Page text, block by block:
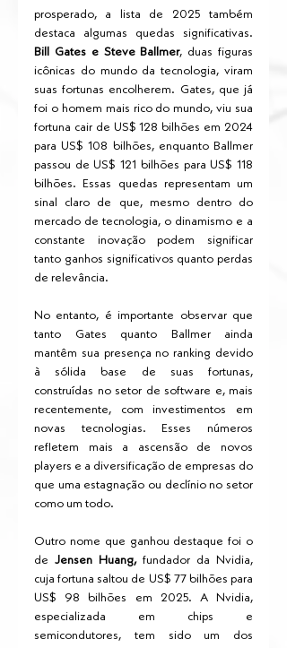
prosperado, a lista de 2025 também
Bill Gates e Steve Ballmer, duas figuras
icônicas do mundo da tecnologia, viram
suas fortunas encolherem. Gates, que já
foi o homem mais rico do mundo, viu sua
fortuna cair de US$ 128 bilhões em 2024
para US$ 108 bilhões, enquanto Ballmer
passou de US$ 121 bilhões para US$ 118
bilhões. Essas quedas representam um
sinal claro de que, mesmo dentro do
mercado de tecnologia, o dinamismo e a
constante inovação podem significar
tanto ganhos significativos quanto perdas
de relevância.
No entanto, é importante observar que
tanto Gates quanto Ballmer ainda
mantêm sua presença no ranking devido
à sólida base de suas fortunas,
construídas no setor de software e, mais
recentemente, com investimentos em
novas tecnologias. Esses números
refletem mais a ascensão de novos
players e a diversificação de empresas do
que uma estagnação ou declínio no setor
como um todo.
Outro nome que ganhou destaque foi o
de Jensen Huang, fundador da Nvidia,
cuja fortuna saltou de US$ 77 bilhões para
US$ 98 bilhões em 2025. A Nvidia,
especializada em chips e
semicondutores, tem sido um dos